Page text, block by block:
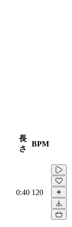
長
さ
BPM
0:40 120